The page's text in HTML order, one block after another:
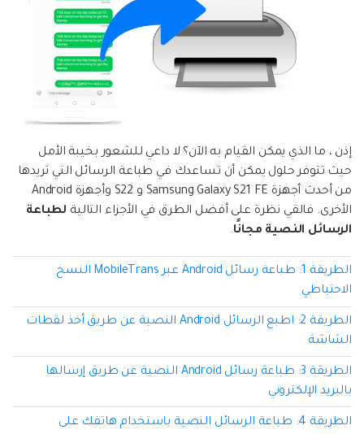
نقل WhatsApp
تحديث iOS
إعادة ضبط المصنع.
نقل بيانات الهاتف وبيانات WhatsApp والملفات بين
الأجهزة.
حفاظ الحالة ، وقراءة الدردشات المحذوفة، واستخدام
اثنين من WhatsApp، والمزيد من أجلك.
إذن ، ما الذي يمكن القيام به الآن؟ لا داعي للشعور بخيبة الأمل
حيث تتوفر حلول يمكن أن تساعدك في طباعة الرسائل التي تريدها
من أحدث أجهزة Samsung Galaxy S21 FE و S22 وأجهزة Android
الأخرى. فالقي نظرة على أفضل الطرق في الأجزاء التالية لطباعة
الرسائل النصية مجانًا.
الطريقة 1: طباعة رسائل Android عبر MobileTrans النسخ
الاحتياطي
الطريقة 2: اطبع الرسائل Android النصية عن طريق أخذ لقطات
الشاشة
الطريقة 3: طباعة رسائل Android النصية عن طريق إرسالها
بالبريد الإلكتروني
الطريقة 4: طباعة الرسائل النصية باستخدام هاتفك على